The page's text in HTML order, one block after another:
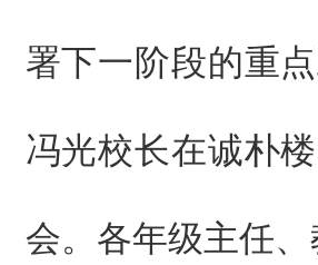
署下一阶段的重
冯光校长在诚朴
会。各年级主任